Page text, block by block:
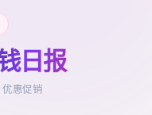
日报
优惠促销